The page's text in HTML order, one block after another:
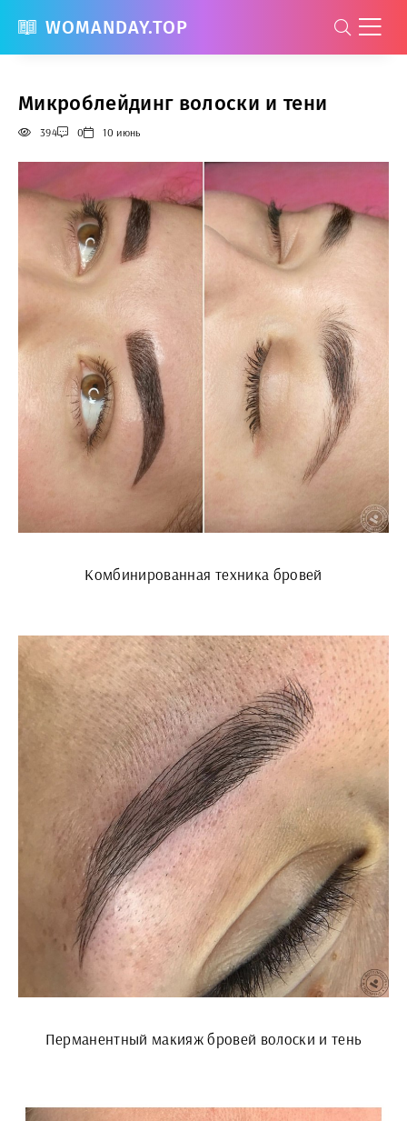
WOMANDAY.TOP
Микроблейдинг волоски и тени
394 0 10 июнь
Комбинированная техника бровей
Перманентный макияж бровей волоски и тень